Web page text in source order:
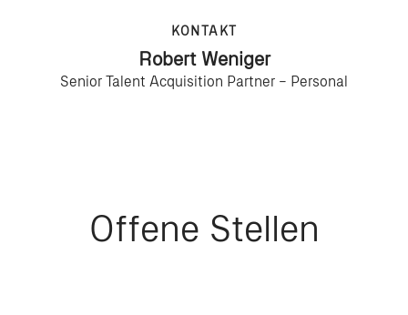
KONTAKT
Robert Weniger
Senior Talent Acquisition Partner – Personal
Offene Stellen